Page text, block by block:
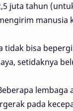
juta tahun
manusia
tidak bisa
setidaknya
pada